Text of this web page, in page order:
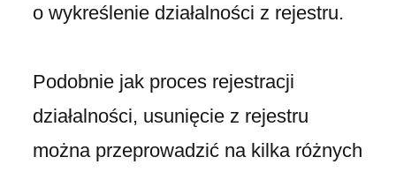
o wykreślenie działalności z rejestru.
Podobnie jak proces rejestracji
działalności, usunięcie z rejestru
można przeprowadzić na kilka różnych